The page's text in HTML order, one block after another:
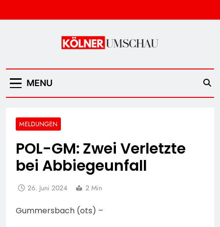
to
Kölner Umschau
MENU
MELDUNGEN
POL-GM: Zwei Verletzte
bei Abbiegeunfall
26. Juni 2024 2 Min
Gummersbach (ots) –